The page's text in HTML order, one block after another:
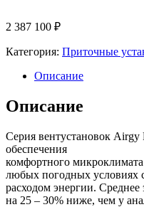
2 387 100 ₽
Категория: Приточные
Описание
Описание
Серия вентустановок Airgy
обеспечения
комфортного
любых погодных
расходом энергии. Среднее
на 25 – 30% ниже, чем у